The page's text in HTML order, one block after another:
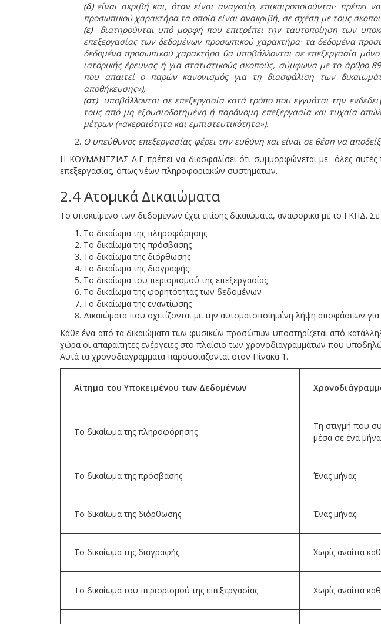
(δ)είναι ακριβή και, όταν είναι αναγκαίο, επικαιροποιούνται·
προσωπικού χαρακτήρα τα οποία είναι ανακριβή, σε σχέση με τους
(ε)διατηρούνται υπό μορφή που επιτρέπει την ταυτοποίηση των
επεξεργασίας των δεδομένων προσωπικού χαρακτήρα· τα δεδομένα
δεδομένα προσωπικού χαρακτήρα θα υποβάλλονται σε επεξεργασία
ιστορικής έρευνας ή για στατιστικούς σκοπούς, σύμφωνα με το άρθρο
που απαιτεί ο παρών κανονισμός για τη διασφάλιση των
αποθήκευσης»),
(στ)υποβάλλονται σε επεξεργασία κατά τρόπο που εγγυάται την
τους από μη εξουσιοδοτημένη ή παράνομη επεξεργασία και τυχαία
μέτρων («ακεραιότητα και εμπιστευτικότητα»).
Ο υπεύθυνος επεξεργασίας φέρει την ευθύνη και είναι σε θέση να
Η ΚΟΥΜΑΝΤΖΙΑΣ Α.Ε πρέπει να διασφαλίσει ότι συμμορφώνεται με όλες αυτές
επεξεργασίας, όπως νέων πληροφοριακών συστημάτων.
2.4 Ατομικά Δικαιώματα
Το υποκείμενο των δεδομένων έχει επίσης δικαιώματα, αναφορικά με το ΓΚΠΔ. Σε
Το δικαίωμα της πληροφόρησης
Το δικαίωμα της πρόσβασης
Το δικαίωμα της διόρθωσης
Το δικαίωμα της διαγραφής
Το δικαίωμα του περιορισμού της επεξεργασίας
Το δικαίωμα της φορητότητας των δεδομένων
Το δικαίωμα της εναντίωσης
Δικαιώματα που σχετίζονται με την αυτοματοποιημένη λήψη αποφάσεων
Κάθε ένα από τα δικαιώματα των φυσικών προσώπων υποστηρίζεται από
χώρα οι απαραίτητες ενέργειες στο πλαίσιο των χρονοδιαγραμμάτων που
Αυτά τα χρονοδιαγράμματα παρουσιάζονται στον Πίνακα 1.
Αίτημα του Υποκειμένου των Δεδομένων
Το δικαίωμα της πληροφόρησης
Τη στιγμή που
μέσα σε ένα
Το δικαίωμα της πρόσβασης Ένας μήνας
Το δικαίωμα της διόρθωσης Ένας μήνας
Το δικαίωμα της διαγραφής Χωρίς αναίτια
Το δικαίωμα του περιορισμού της επεξεργασίας Χωρίς αναίτια